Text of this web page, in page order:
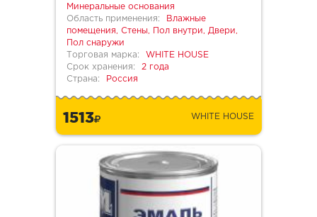
Минеральные основания
Область применения:
Влажные
помещения, Стены, Пол внутри, Двери,
Пол снаружи
Торговая марка:
WHITE HOUSE
Срок хранения:
2 года
Страна:
Россия
1513 WHITE HOUSE